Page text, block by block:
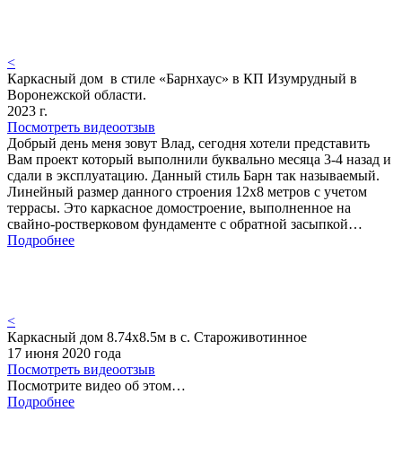
<
Каркасный дом в стиле «Барнхаус» в КП Изумрудный в
Воронежской области.
2023 г.
Посмотреть видеоотзыв
Добрый день меня зовут Влад, сегодня хотели представить
Вам проект который выполнили буквально месяца 3-4 назад и
сдали в эксплуатацию. Данный стиль Барн так называемый.
Линейный размер данного строения 12х8 метров с учетом
террасы. Это каркасное домостроение, выполненное на
свайно-ростверковом фундаменте с обратной засыпкой…
Подробнее
<
Каркасный дом 8.74х8.5м в с. Староживотинное
17 июня 2020 года
Посмотреть видеоотзыв
Посмотрите видео об этом…
Подробнее